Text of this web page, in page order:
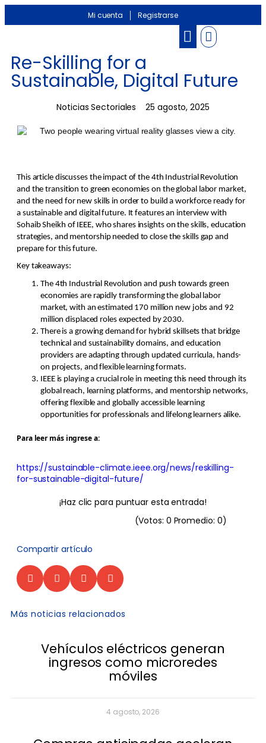
Mi cuenta Registrarse
Re-Skilling for a
Sustainable, Digital Future
Noticias Sectoriales 25 agosto, 2025
This article discusses the impact of the 4th Industrial Revolution
and the transition to green economies on the global labor market,
and the need for new skills in order to build a workforce ready for
a sustainable and digital future. It features an interview with
Sohaib Sheikh of IEEE, who shares insights on the skills, education
strategies, and mentorship needed to close the skills gap and
prepare for this future.
Key takeaways:
The 4th Industrial Revolution and push towards green
economies are rapidly transforming the global labor
market, with an estimated 170 million new jobs and 92
million displaced roles expected by 2030.
There is a growing demand for hybrid skillsets that bridge
technical and sustainability domains, and education
providers are adapting through updated curricula, hands-
on projects, and flexible learning formats.
IEEE is playing a crucial role in meeting this need through its
global reach, learning platforms, and mentorship networks,
offering flexible and globally accessible learning
opportunities for professionals and lifelong learners alike.
Para leer más ingrese a:
https://sustainable-climate.ieee.org/news/reskilling-
for-sustainable-digital-future/
¡Haz clic para puntuar esta entrada!
(Votos: 0 Promedio: 0)
Compartir artículo
Más noticias relacionados
Vehículos eléctricos generan
ingresos como microredes
móviles
4 agosto, 2026